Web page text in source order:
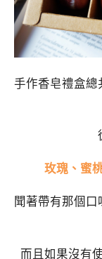
手作香皂禮盒總
玫瑰、蜜
聞著帶有那個
而且如果沒有